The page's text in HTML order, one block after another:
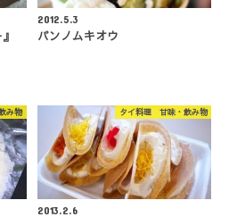
2012.5.3
パンノムキオウ
み物 タイ料理 甘味・飲み物
2013.2.6